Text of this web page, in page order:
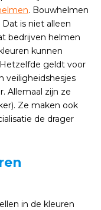
. Bouwhelmen
is niet alleen
bedrijven helmen
kunnen
geldt voor
veiligheidshesjes
Allemaal zijn ze
Ze maken ook
de drager
in de kleuren